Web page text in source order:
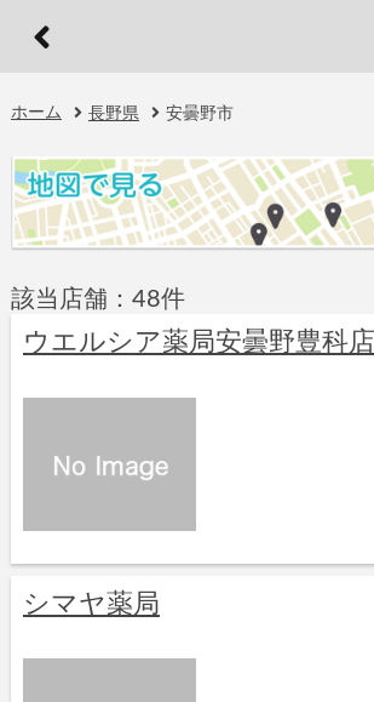
ホーム 長野県 安曇野市
該当店舗：48件
ウエルシア薬局安曇野豊科店
シマヤ薬局